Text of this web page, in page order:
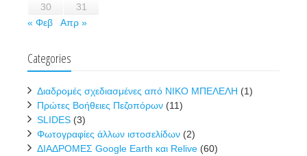
30
31
« Φεβ
Απρ »
Categories
Διαδρομές σχεδιασμένες από ΝΙΚΟ ΜΠΕΛΕΛΗ (1)
Πρώτες Βοήθειες Πεζοπόρων (11)
SLIDES (3)
Φωτογραφίες άλλων ιστοσελίδων (2)
ΔΙΑΔΡΟΜΕΣ Google Earth και Relive (60)